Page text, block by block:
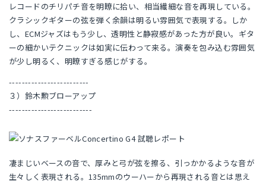
レコードのチリパチ音を明瞭に拾い、相当繊細な音を再現している。
クラシックギターの弦を弾く余韻は明るい雰囲気で表現する。しか
し、ECMジャズはもう少し、透明性と静寂感があった方が良い。ギタ
ーの細かいテクニックは如実に伝わって来る。演奏を包み込む雰囲気
が少し明るく、明瞭すぎる感じがする。
-------------------------
３）鈴木勲ブローアップ
--------------------------
凄まじいベースの音で、厚みと弓が弦を擦る、引っかかるような音が
生々しく表現される。135mmのウーハーから再現される音とは思え